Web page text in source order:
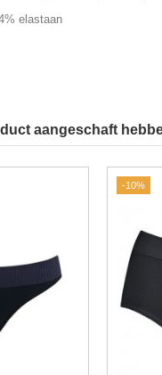
elastaan
aangeschaft
-10%